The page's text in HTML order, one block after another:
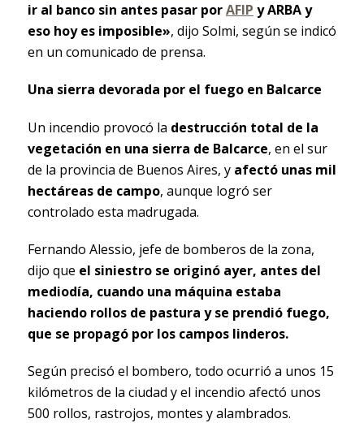
ir al banco sin antes pasar porAFIP y ARBA y
eso hoy es imposible», dijo Solmi, según se indicó
en un comunicado de prensa.
Una sierra devorada por el fuego en Balcarce
Un incendio provocó la destrucción total de la
vegetación en una sierra de Balcarce, en el sur
de la provincia de Buenos Aires, y afectó unas mil
hectáreas de campo, aunque logró ser
controlado esta madrugada.
Fernando Alessio, jefe de bomberos de la zona,
dijo que el siniestro se originó ayer, antes del
mediodía, cuando una máquina estaba
haciendo rollos de pastura y se prendió fuego,
que se propagó por los campos linderos.
Según precisó el bombero, todo ocurrió a unos 15
kilómetros de la ciudad y el incendio afectó unos
500 rollos, rastrojos, montes y alambrados.